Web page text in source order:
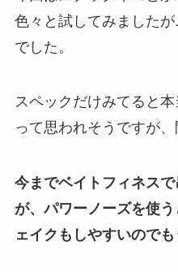
色々と試してみました
でした。
スペックだけみてると
って思われそうですが、
今までベイトフィネス
が、パワーノーズを使
ェイクもしやすいのでも